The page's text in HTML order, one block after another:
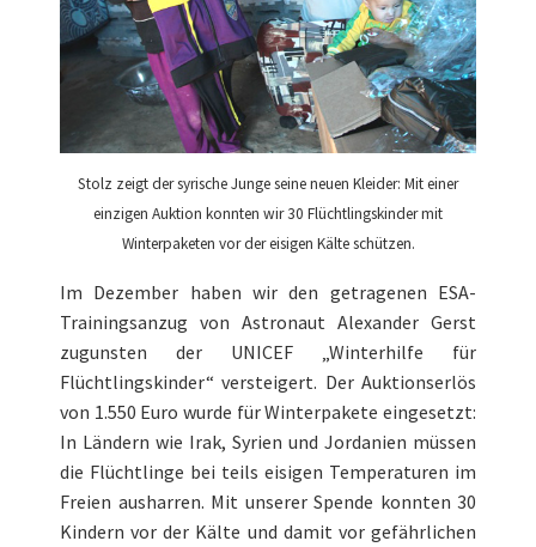
Stolz zeigt der syrische Junge seine neuen Kleider: Mit einer
einzigen Auktion konnten wir 30 Flüchtlingskinder mit
Winterpaketen vor der eisigen Kälte schützen.
Im Dezember haben wir den getragenen ESA-
Trainingsanzug von Astronaut Alexander Gerst
zugunsten der UNICEF „Winterhilfe für
Flüchtlingskinder“ versteigert. Der Auktionserlös
von 1.550 Euro wurde für Winterpakete eingesetzt:
In Ländern wie Irak, Syrien und Jordanien müssen
die Flüchtlinge bei teils eisigen Temperaturen im
Freien ausharren. Mit unserer Spende konnten 30
Kindern vor der Kälte und damit vor gefährlichen